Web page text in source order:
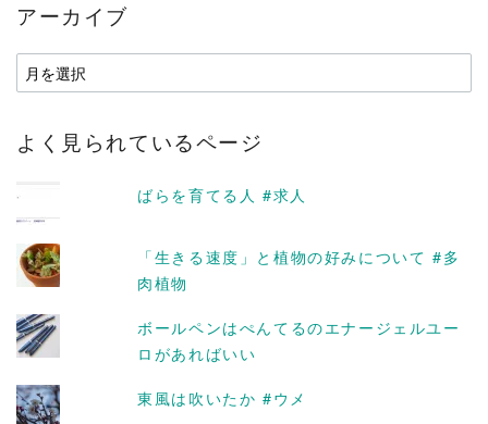
アーカイブ
ア
ー
イ
よく見られているページ
ばらを育てる人 #求人
「生きる速度」と植物の好みについて #多
肉植物
ボールペンはぺんてるのエナージェルユー
ロがあればいい
東風は吹いたか #ウメ